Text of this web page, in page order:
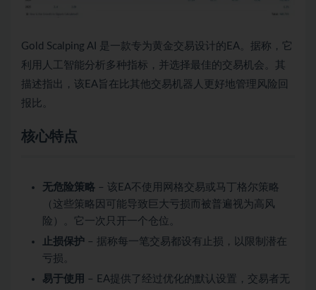
Gold Scalping AI 是一款专为黄金交易设计的EA。据称，它
利用人工智能分析多种指标，并选择最佳的交易机会。其
描述指出，该EA旨在比其他交易机器人更好地管理风险回
报比。
核心特点
无危险策略 – 该EA不使用网格交易或马丁格尔策略
（这些策略因可能导致巨大亏损而被普遍视为高风
险）。它一次只开一个仓位。
止损保护 – 据称每一笔交易都设有止损，以限制潜在
亏损。
易于使用 – EA提供了经过优化的默认设置，交易者无